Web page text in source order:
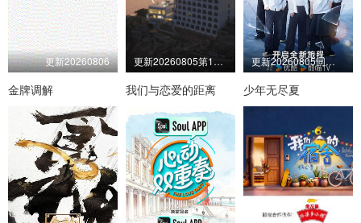
更新20260806
金牌调解
更新20260805第10期
我们与恋爱的距离
更新20260805同学录
少年无尽夏